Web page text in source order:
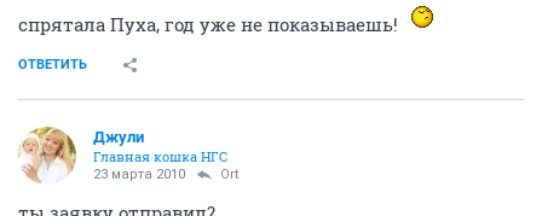
спрятала Пуха, год уже не показываешь!
ОТВЕТИТЬ
Джули
Главная кошка НГС
23 марта 2010 Ort